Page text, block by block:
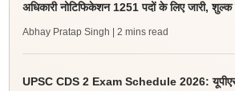
अधिकारी नोटिफिकेशन 1251 पदों के लिए जारी, शुल्क
Abhay Pratap Singh | 2 mins read
UPSC CDS 2 Exam Schedule 2026: